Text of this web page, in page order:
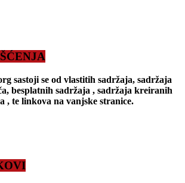
sastoji se od vlastitih sadržaja, sadržaja
besplatnih sadržaja , sadržaja kreiranih
, te linkova na vanjske stranice.